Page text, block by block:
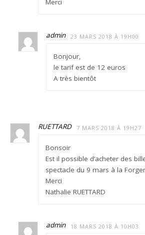
Merci
admin 23 MARS 2018 À 19H00
Bonjour,
le tarif est de 12 euros
A très bientôt
RUETTARD 7 MARS 2018 À 19H27
Bonsoir
Est il possible d’acheter des
spectacle du 9 mars à la
Merci
Nathalie RUETTARD
admin 18 MARS 2018 À 10H03